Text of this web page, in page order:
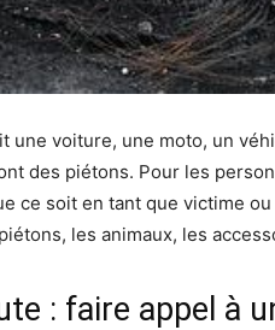
une voiture, une moto, un
des piétons. Pour les
ce soit en tant que victime
les animaux, les
: faire appel à